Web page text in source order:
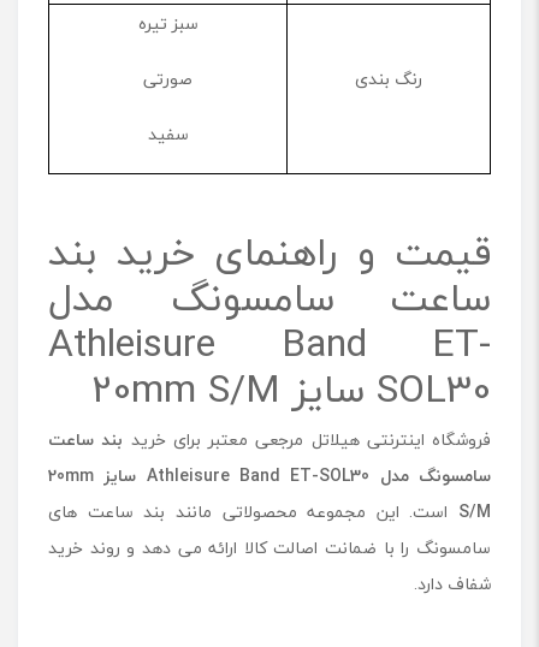
رنگ بندی
سبز تیره
صورتی
سفید
قیمت و راهنمای خرید بند
ساعت سامسونگ مدل
Athleisure Band ET-
SOL30 سایز 20mm S/M
فروشگاه اینترنتی هیلاتل مرجعی معتبر برای خرید بند ساعت
سامسونگ مدل Athleisure Band ET-SOL30 سایز 20mm
S/M است. این مجموعه محصولاتی مانند بند ساعت های
سامسونگ را با ضمانت اصالت کالا ارائه می دهد و روند خرید
شفاف دارد.